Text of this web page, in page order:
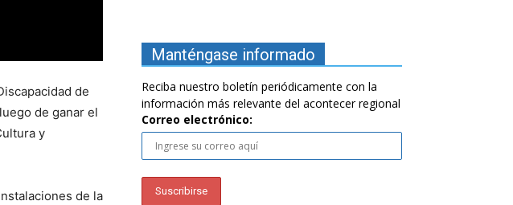
de
de ganar el
y
de la
Manténgase informado
Reciba nuestro boletín periódicamente con la
información más relevante del acontecer regional
Correo electrónico: